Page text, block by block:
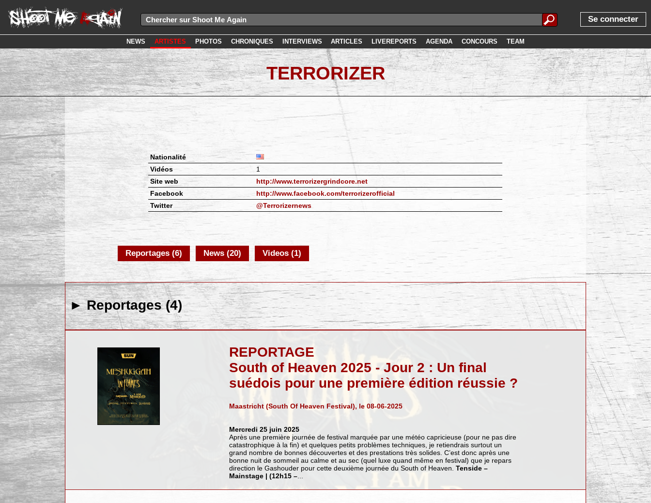
Se connecter
NEWS ARTISTES PHOTOS CHRONIQUES INTERVIEWS ARTICLES LIVEREPORTS AGENDA CONCOURS TEAM
TERRORIZER
Nationalité
Vidéos
1
Site web
http://www.terrorizergrindcore.net
Facebook
http://www.facebook.com/terrorizerofficial
Twitter
@Terrorizernews
Reportages (6) News (20) Videos (1)
► Reportages (4)
REPORTAGE
South of Heaven 2025 - Jour 2 : Un final
suédois pour une première édition réussie ?
Maastricht (South Of Heaven Festival), le 08-06-2025
Mercredi 25 juin 2025
Après une première journée de festival marquée par une météo capricieuse (pour ne pas dire
catastrophique à la fin) et quelques petits problèmes techniques, je retiendrais surtout un
grand nombre de bonnes découvertes et des prestations très solides. C’est donc après une
bonne nuit de sommeil au calme et au sec (quel luxe quand même en festival) que je repars
direction le Gashouder pour cette deuxième journée du South of Heaven. Tenside –
Mainstage | (12h15 –...